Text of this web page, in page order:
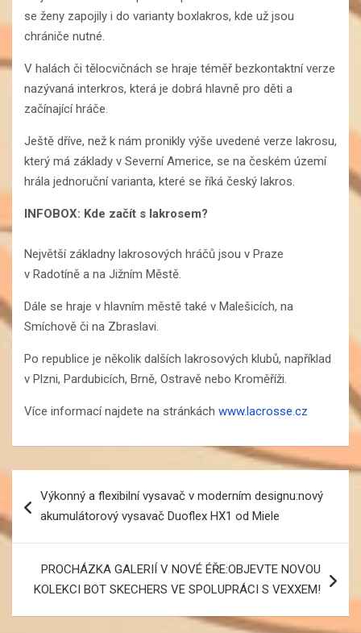
se ženy zapojily i do varianty boxlakros, kde už jsou
chrániče nutné.
V halách či tělocvičnách se hraje téměř bezkontaktní verze
nazývaná interkros, která je dobrá hlavně pro děti a
začínající hráče.
Ještě dříve, než k nám pronikly výše uvedené verze lakrosu,
který má základy v Severní Americe, se na českém území
hrála jednoruční varianta, které se říká český lakros.
INFOBOX: Kde začít s lakrosem?
Největší základny lakrosových hráčů jsou v Praze
v Radotíně a na Jižním Městě.
Dále se hraje v hlavním městě také v Malešicích, na
Smíchově či na Zbraslavi.
Po republice je několik dalších lakrosových klubů, například
v Plzni, Pardubicích, Brně, Ostravě nebo Kroměříži.
Více informací najdete na stránkách www.lacrosse.cz
Navigace
pro
příspěvek
Výkonný a flexibilní vysavač v moderním designu:nový
akumulátorový vysavač Duoflex HX1 od Miele
PROCHÁZKA GALERIÍ V NOVÉ ÉŘE:OBJEVTE NOVOU
KOLEKCI BOT SKECHERS VE SPOLUPRÁCI S VEXXEM!